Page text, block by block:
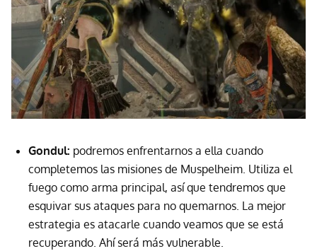
Gondul: podremos enfrentarnos a ella cuando
completemos las misiones de Muspelheim. Utiliza el
fuego como arma principal, así que tendremos que
esquivar sus ataques para no quemarnos. La mejor
estrategia es atacarle cuando veamos que se está
recuperando. Ahí será más vulnerable.